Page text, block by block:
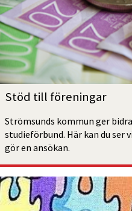
Stöd till föreningar
Strömsunds kommun ger
studieförbund. Här kan du ser
gör en ansökan.